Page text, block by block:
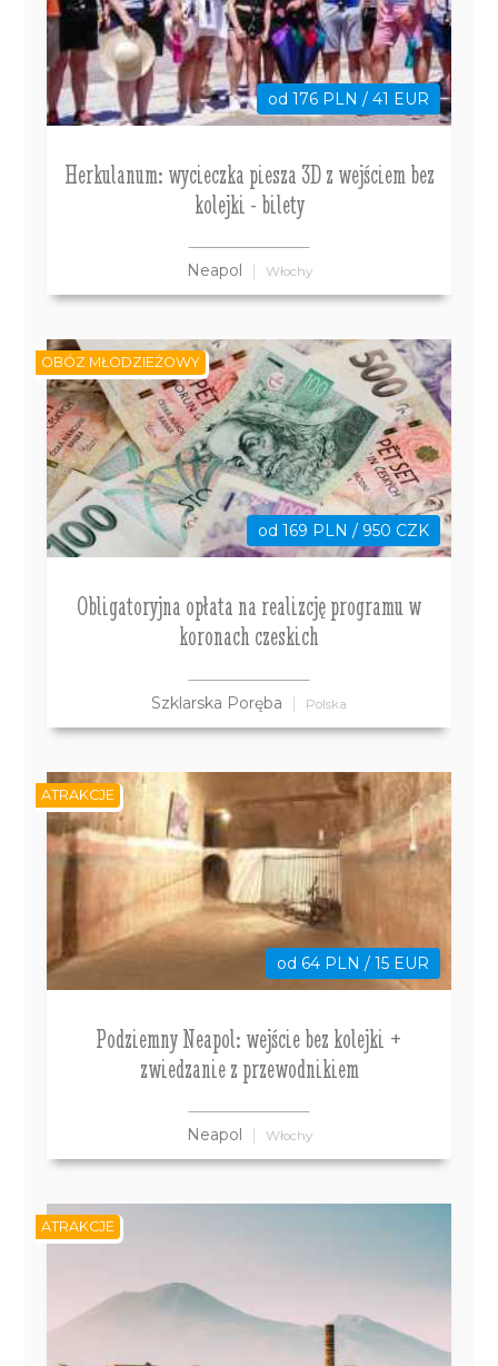
od 176 PLN / 41 EUR
Herkulanum: wycieczka piesza 3D z wejściem bez
kolejki - bilety
Neapol Włochy
od 169 PLN / 950 CZK
Obligatoryjna opłata na realizcję programu w
koronach czeskich
Szklarska Poręba Polska
OBÓZ MŁODZIEŻOWY
od 64 PLN / 15 EUR
Podziemny Neapol: wejście bez kolejki +
zwiedzanie z przewodnikiem
Neapol Włochy
ATRAKCJE
ATRAKCJE